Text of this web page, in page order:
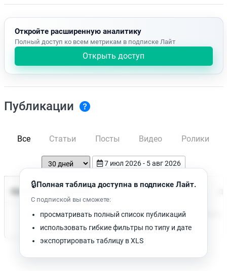
Откройте расширенную аналитику
Полный доступ ко всем метрикам в подписке Лайт
Открыть доступ
Публикации
Все Статьи Посты Видео Ролики
7 июл 2026 - 5 авг 2026
Время чтения
Нет доступных публикаций. Попробуйте изменить фильтр.
🔒Полная таблица доступна в подписке Лайт.
С подпиской вы сможете:
просматривать полный список публикаций
использовать гибкие фильтры по типу и дате
экспортировать таблицу в XLS